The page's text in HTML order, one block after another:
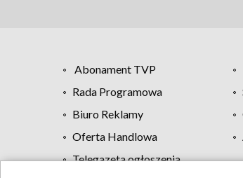
Abonament TVP
Rada Programowa
Biuro Reklamy
Oferta Handlowa
Telegazeta ogłoszenia